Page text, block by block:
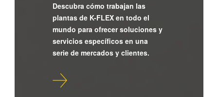
Descubra cómo trabajan las
plantas de K-FLEX en todo el
mundo para ofrecer soluciones y
servicios específicos en una
serie de mercados y clientes.